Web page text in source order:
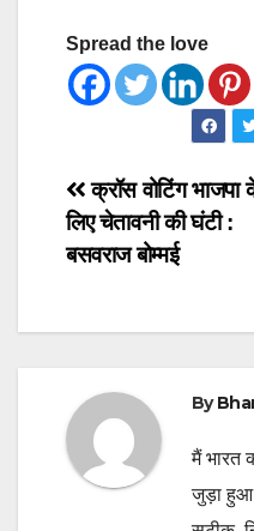
Spread the love
Post
navigation
क्रॉस वोटिंग भाजपा
लिए चेतावनी की घंटी :
बसवराज बोम्मई
By
मैं भारत
जुड़ा हुआ